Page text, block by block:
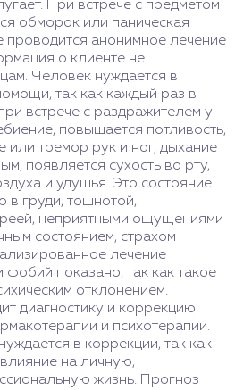
При встрече с предметом
обморок или паническая
проводится анонимное лечение
о клиенте не
Человек нуждается в
так как каждый раз в
встрече с раздражителем у
повышается потливость,
или тремор рук и ног, дыхание
появляется сухость во рту,
и удушья. Это состояние
в груди, тошнотой,
неприятными ощущениями
состоянием, страхом
лечение
фобий показано, так как такое
отклонением.
диагностику и коррекцию
и психотерапии.
в коррекции, так как
на личную,
жизнь. Прогноз